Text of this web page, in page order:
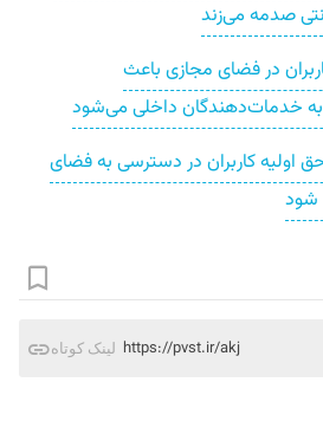
صدمه می‌زند
در فضای مجازی باعث
به خدمات‌دهندگان داخلی می‌شود
اولیه کاربران در دسترسی به فضای
شود
لینک کوتاه https://pvst.ir/akj